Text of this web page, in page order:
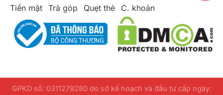
Tiền mặt Trả góp Quẹt thẻ C. khoản
GPKD số: 0311279280 do sở kế hoạch và đầu tư cấp ngày: